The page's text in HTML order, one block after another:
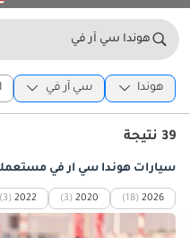
هوندا سي آر في
هوندا سي آر في
39 نتيجة
سيارات هوندا سي آر في
2026
(18)
2020
(3)
2022
(3)